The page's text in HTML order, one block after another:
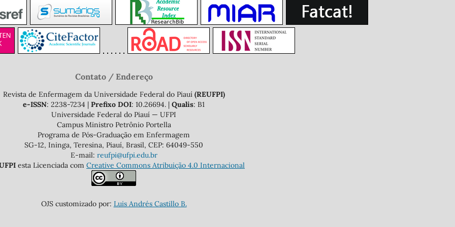
Contato / Endereço
Revista de Enfermagem da Universidade Federal do Piauí (REUFPI)
e-ISSN: 2238-7234 | Prefixo DOI: 10.26694. | Qualis: B1
Universidade Federal do Piauí — UFPI
Campus Ministro Petrônio Portella
Programa de Pós-Graduação em Enfermagem
SG-12, Ininga, Teresina, Piauí, Brasil, CEP: 64049-550
E-mail: reufpi@ufpi.edu.br
esta Licenciada com Creative Commons Atribuição 4.0 Internacional
OJS customizado por: Luis Andrés Castillo B.